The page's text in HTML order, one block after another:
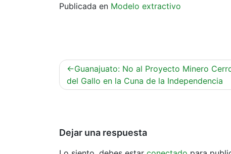
Publicada en Modelo extractivo
Navegación
de
Guanajuato: No al Proyecto Minero
del Gallo en la Cuna de la Independencia
Dejar una respuesta